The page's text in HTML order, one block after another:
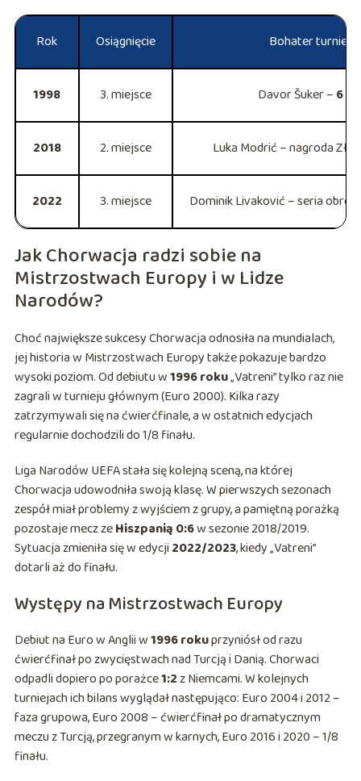
Rok Osiągnięcie Bohater turnieju
1998 3. miejsce Davor Šuker – 6
2018 2. miejsce Luka Modrić – nagroda
2022 3. miejsce Dominik Livaković – seria
Jak Chorwacja radzi sobie na
Mistrzostwach Europy i w Lidze
Narodów?
Choć największe sukcesy Chorwacja odnosiła na mundialach,
jej historia w Mistrzostwach Europy także pokazuje bardzo
wysoki poziom. Od debiutu w1996 roku„Vatreni” tylko raz nie
zagrali w turnieju głównym (Euro 2000). Kilka razy
zatrzymywali się na ćwierćfinale, a w ostatnich edycjach
regularnie dochodzili do 1/8 finału.
Liga Narodów UEFA stała się kolejną sceną, na której
Chorwacja udowodniła swoją klasę. W pierwszych sezonach
zespół miał problemy z wyjściem z grupy, a pamiętną porażką
pozostaje mecz zeHiszpanią 0:6w sezonie 2018/2019.
Sytuacja zmieniła się w edycji 2022/2023, kiedy „Vatreni”
dotarli aż do finału.
Występy na Mistrzostwach Europy
Debiut na Euro w Anglii w1996 rokuprzyniósł od razu
ćwierćfinał po zwycięstwach nad Turcją i Danią. Chorwaci
odpadli dopiero po porażce1:2z Niemcami. W kolejnych
turniejach ich bilans wyglądał następująco: Euro 2004 i 2012 –
faza grupowa, Euro 2008 – ćwierćfinał po dramatycznym
meczu z Turcją, przegranym w karnych, Euro 2016 i 2020 – 1/8
finału.